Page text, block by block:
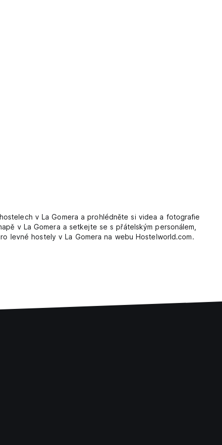
v La Gomera a prohlédněte si videa a fotografie
v La Gomera a setkejte se s přátelským personálem,
levné hostely v La Gomera na webu Hostelworld.com.